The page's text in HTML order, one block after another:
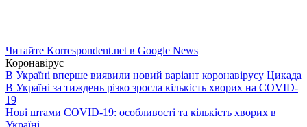
Читайте Korrespondent.net в Google News
Коронавірус
В Україні вперше виявили новий варіант коронавірусу Цикада
В Україні за тиждень різко зросла кількість хворих на COVID-
19
Нові штами COVID-19: особливості та кількість хворих в
Україні